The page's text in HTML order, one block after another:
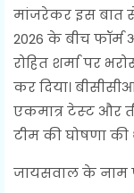
मांजरेकर इस बात
2026 के बीच
रोहित शर्मा पर
कर दिया।
एकमात्र टेस्‍ट और
टीम की घोषणा की
जायसवाल के नाम